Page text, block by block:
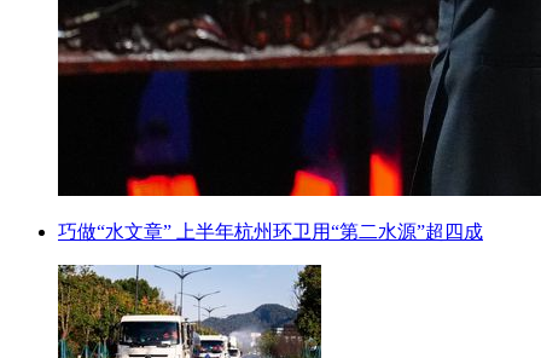
巧做“水文章” 上半年杭州环卫用“第二水源”超四成